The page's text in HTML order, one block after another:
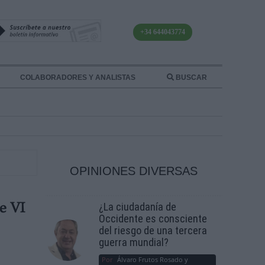
+34 644043774
COLABORADORES Y ANALISTAS BUSCAR
VI
OPINIONES DIVERSAS
¿La ciudadanía de
Occidente es consciente
del riesgo de una tercera
guerra mundial?
Por Álvaro Frutos Rosado y